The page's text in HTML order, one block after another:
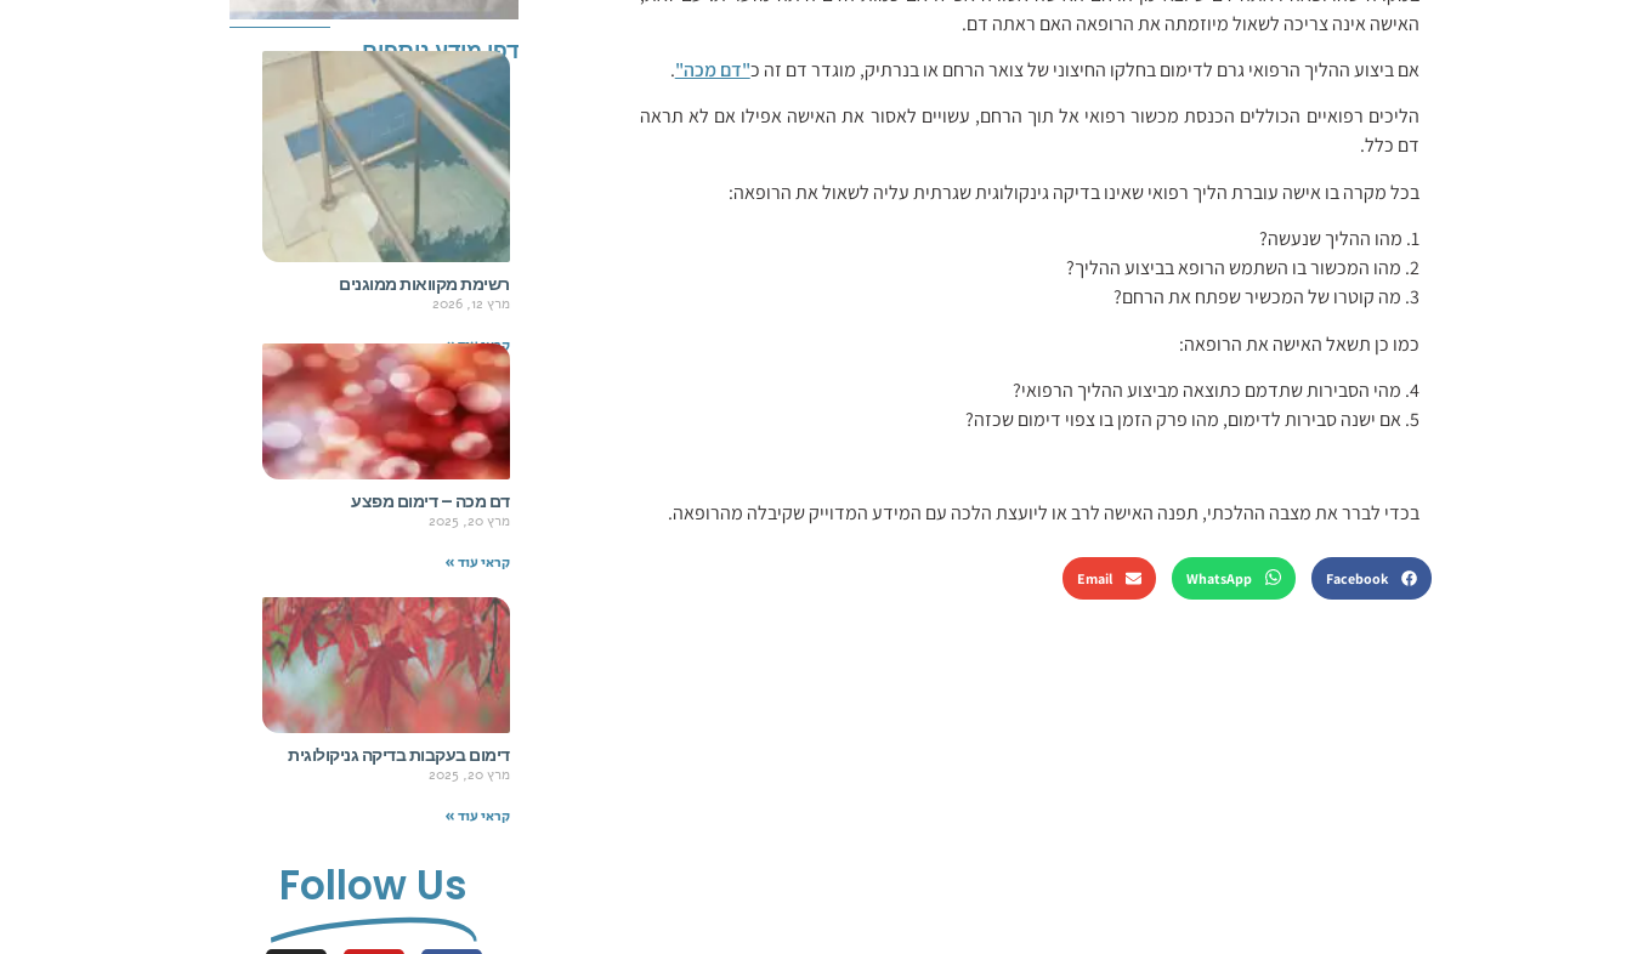
דפי מידע נוספים
רשימת מקוואות ממוגנים
מרץ 12, 2026
קראי עוד »
דם מכה – דימום מפצע
מרץ 20, 2025
קראי עוד »
דימום בעקבות בדיקה גניקולוגית
מרץ 20, 2025
קראי עוד »
Follow Us
האישה אינה צריכה לשאול מיוזמתה את הרופאה האם ראתה דם.
אם ביצוע ההליך הרפואי גרם לדימום בחלקו החיצוני של צואר הרחם או בנרתיק, מוגדר דם זה כ"דם מכה".
הליכים רפואיים הכוללים הכנסת מכשור רפואי אל תוך הרחם, עשויים לאסור את האישה אפילו אם לא תראה
דם כלל.
בכל מקרה בו אישה עוברת הליך רפואי שאינו בדיקה גינקולוגית שגרתית עליה לשאול את הרופאה:
1. מהו ההליך שנעשה?
2. מהו המכשור בו השתמש הרופא בביצוע ההליך?
3. מה קוטרו של המכשיר שפתח את הרחם?
כמו כן תשאל האישה את הרופאה:
4. מהי הסבירות שתדמם כתוצאה מביצוע ההליך הרפואי?
5. אם ישנה סבירות לדימום, מהו פרק הזמן בו צפוי דימום שכזה?
בכדי לברר את מצבה ההלכתי, תפנה האישה לרב או ליועצת הלכה עם המידע המדוייק שקיבלה מהרופאה.
Facebook
WhatsApp
Email